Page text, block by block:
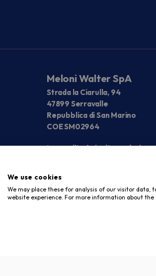
Meloni Walter SpA
Strada la Ciarulla, 94
47899 Serravalle
Repubblica di San Marino
COE SM02964
La vendita è rivolta
We use cookies
We may place these for analysis of our visitor data,
website experience. For more information about the